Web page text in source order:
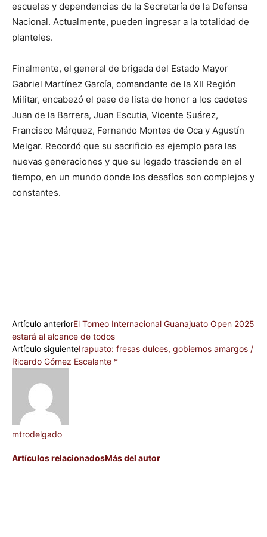
escuelas y dependencias de la Secretaría de la Defensa
Nacional. Actualmente, pueden ingresar a la totalidad de
planteles.
Finalmente, el general de brigada del Estado Mayor
Gabriel Martínez García, comandante de la XII Región
Militar, encabezó el pase de lista de honor a los cadetes
Juan de la Barrera, Juan Escutia, Vicente Suárez,
Francisco Márquez, Fernando Montes de Oca y Agustín
Melgar. Recordó que su sacrificio es ejemplo para las
nuevas generaciones y que su legado trasciende en el
tiempo, en un mundo donde los desafíos son complejos y
constantes.
Artículo anteriorEl Torneo Internacional Guanajuato Open 2025
estará al alcance de todos
Artículo siguienteIrapuato: fresas dulces, gobiernos amargos /
Ricardo Gómez Escalante *
mtrodelgado
Artículos relacionadosMás del autor